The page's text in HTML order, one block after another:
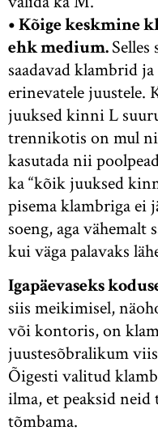
•Kõige keskmine
ehk medium.
saadavad klambrid
erinevatele juustele.
juuksed kinni L
trennikotis on mul
kasutada nii
ka “kõik juuksed
pisema klambriga ei
soeng, aga
kui väga palavaks
Igapäevaseks
siis meikimisel,
või kontoris, on
juustesõbralikum
Õigesti valitud
ilma, et peaksid
tõmbama.